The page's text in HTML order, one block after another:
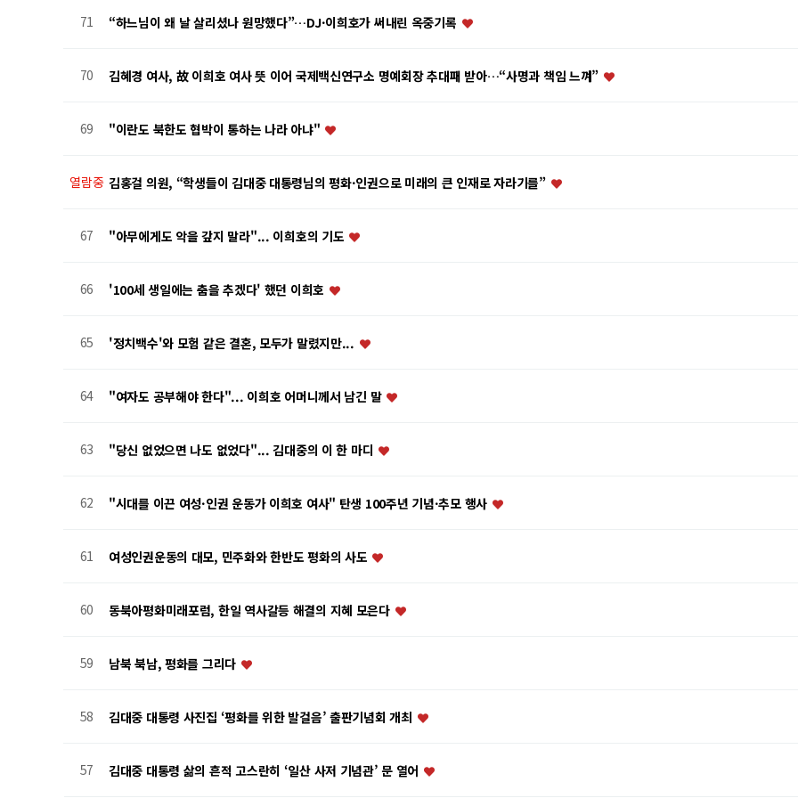
71 “하느님이 왜 날 살리셨나 원망했다”…DJ·이희호가 써내린 옥중기록
70 김혜경 여사, 故 이희호 여사 뜻 이어 국제백신연구소 명예회장 추대패 받아…“사명과 책임 느껴”
69 "이란도 북한도 협박이 통하는 나라 아냐"
열람중 김홍걸 의원, “학생들이 김대중 대통령님의 평화·인권으로 미래의 큰 인재로 자라기를”
67 "아무에게도 악을 갚지 말라"... 이희호의 기도
66 '100세 생일에는 춤을 추겠다' 했던 이희호
65 '정치백수'와 모험 같은 결혼, 모두가 말렸지만...
64 "여자도 공부해야 한다"... 이희호 어머니께서 남긴 말
63 "당신 없었으면 나도 없었다"... 김대중의 이 한 마디
62 "시대를 이끈 여성·인권 운동가 이희호 여사" 탄생 100주년 기념·추모 행사
61 여성인권운동의 대모, 민주화와 한반도 평화의 사도
60 동북아평화미래포럼, 한일 역사갈등 해결의 지혜 모은다
59 남북 북남, 평화를 그리다
58 김대중 대통령 사진집 ‘평화를 위한 발걸음’ 출판기념회 개최
57 김대중 대통령 삶의 흔적 고스란히 ‘일산 사저 기념관’ 문 열어